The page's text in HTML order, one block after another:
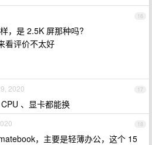
16
，是 2.5K 屏那种吗?
看评价不太好
17
2020
、显卡都能换
18
，主要是轻薄办公，这个 15